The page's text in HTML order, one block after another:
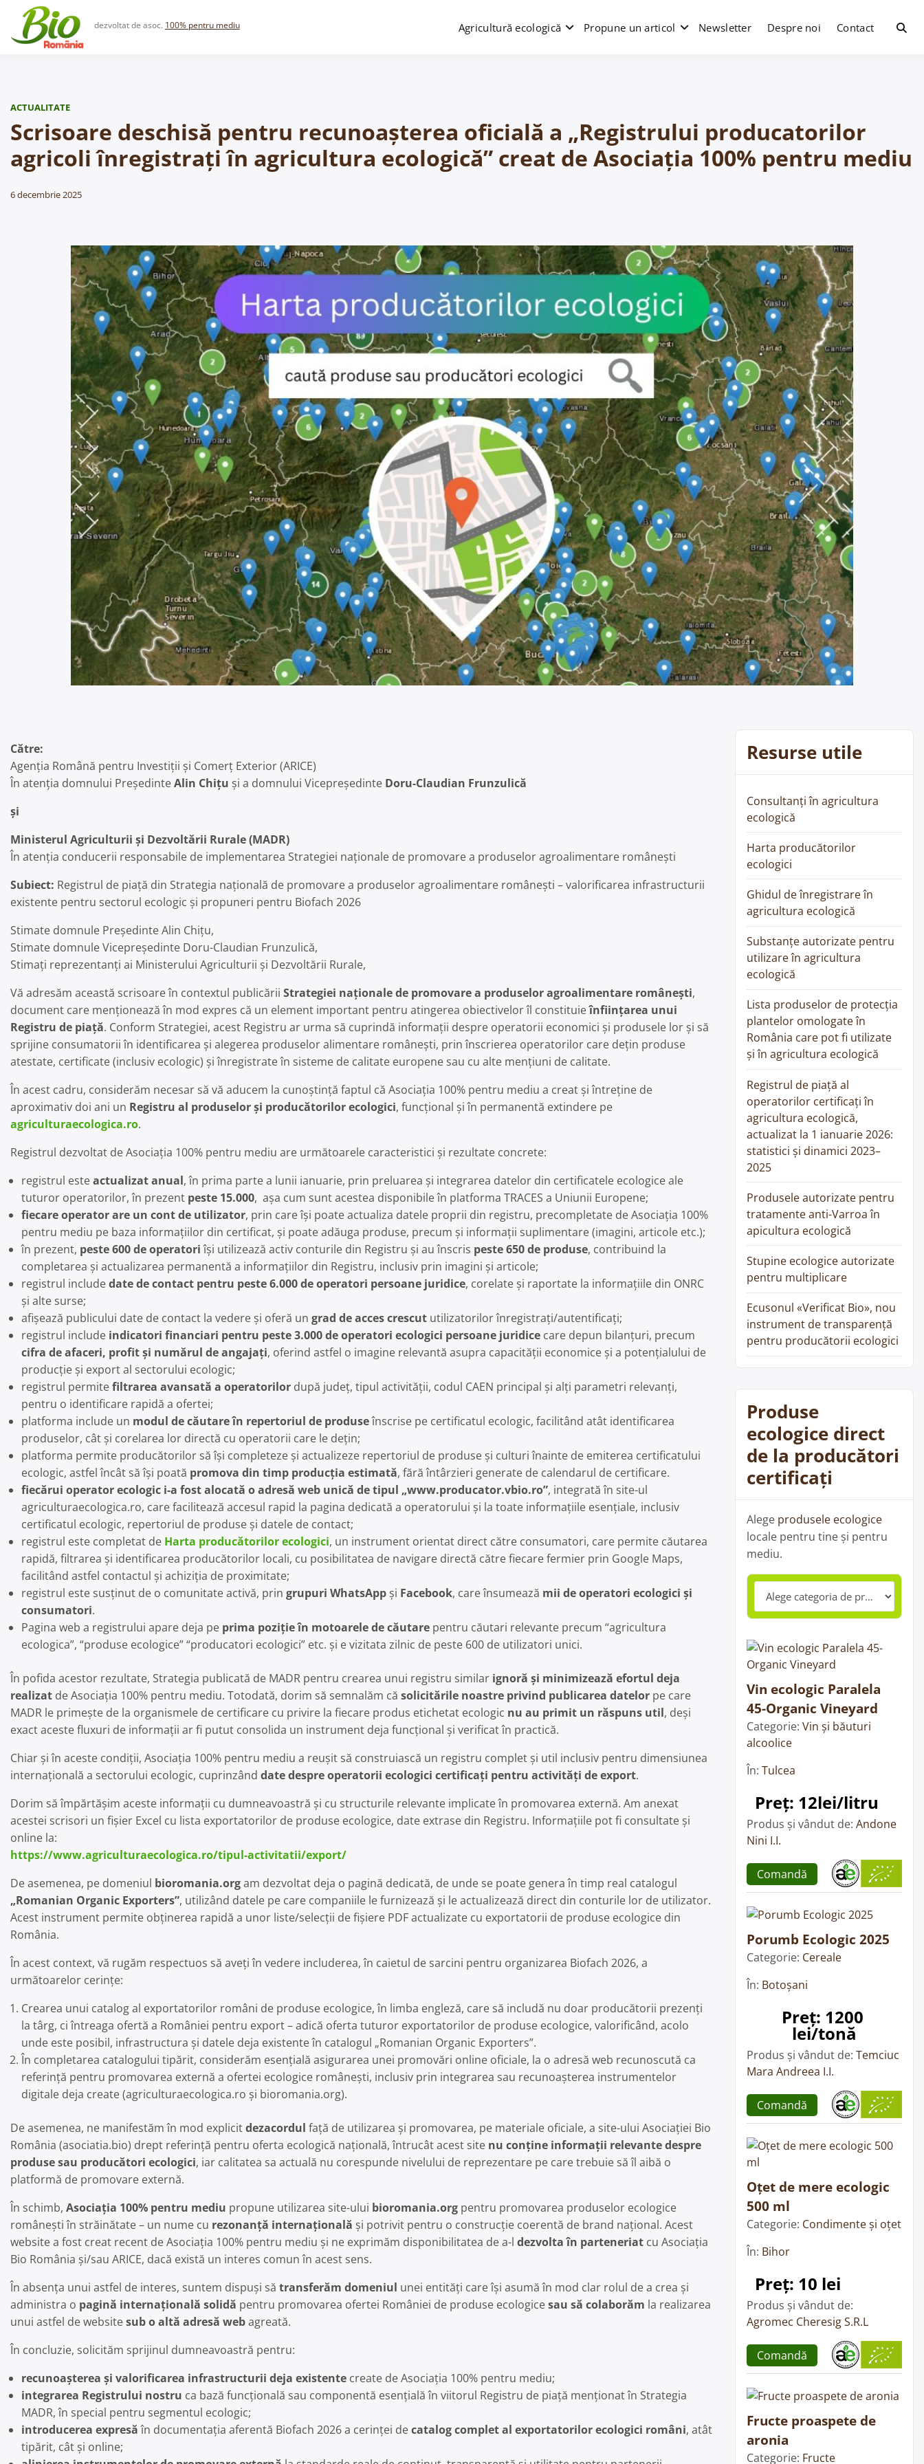
content
dezvoltat de asoc. 100% pentru mediu Agricultură ecologică Propune un articol Newsletter Despre noi Contact
ACTUALITATE
Scrisoare deschisă pentru recunoașterea oficială a „Registrului producatorilor
agricoli înregistrați în agricultura ecologică” creat de Asociația 100% pentru mediu
6 decembrie 2025
Către:
Agenția Română pentru Investiții și Comerț Exterior (ARICE)
În atenția domnului PreședinteAlin Chițu și a domnului Vicepreședinte Doru-Claudian Frunzulică
și
Ministerul Agriculturii și Dezvoltării Rurale (MADR)
În atenția conducerii responsabile de implementarea Strategiei naționale de promovare a produselor agroalimentare românești
Subiect: Registrul de piață din Strategia națională de promovare a produselor agroalimentare românești – valorificarea infrastructurii
existente pentru sectorul ecologic și propuneri pentru Biofach 2026
Stimate domnule Președinte Alin Chițu,
Stimate domnule Vicepreședinte Doru-Claudian Frunzulică,
Stimați reprezentanți ai Ministerului Agriculturii și Dezvoltării Rurale,
Vă adresăm această scrisoare în contextul publicării Strategiei naționale de promovare a produselor agroalimentare românești,
document care menționează în mod expres că un element important pentru atingerea obiectivelor îl constituieînființarea unui
Registru de piață. Conform Strategiei, acest Registru ar urma să cuprindă informații despre operatorii economici și produsele lor și să
sprijine consumatorii în identificarea și alegerea produselor alimentare românești, prin înscrierea operatorilor care dețin produse
atestate, certificate (inclusiv ecologic) și înregistrate în sisteme de calitate europene sau cu alte mențiuni de calitate.
În acest cadru, considerăm necesar să vă aducem la cunoștință faptul că Asociația 100% pentru mediu a creat și întreține de
aproximativ doi ani un Registru al produselor și producătorilor ecologici, funcțional și în permanentă extindere pe
agriculturaecologica.ro.
Registrul dezvoltat de Asociația 100% pentru mediu are următoarele caracteristici și rezultate concrete:
registrul esteactualizat anual, în prima parte a lunii ianuarie, prin preluarea și integrarea datelor din certificatele ecologice ale
tuturor operatorilor, în prezent peste 15.000, așa cum sunt acestea disponibile în platforma TRACES a Uniunii Europene;
fiecare operator are un cont de utilizator, prin care își poate actualiza datele proprii din registru, precompletate de Asociația 100%
pentru mediu pe baza informațiilor din certificat, și poate adăuga produse, precum și informații suplimentare (imagini, articole etc.);
în prezent, peste 600 de operatoriîși utilizează activ conturile din Registru și au înscris peste 650 de produse, contribuind la
completarea și actualizarea permanentă a informațiilor din Registru, inclusiv prin imagini și articole;
registrul includedate de contact pentru peste 6.000 de operatori persoane juridice, corelate și raportate la informațiile din ONRC
și alte surse;
afișează publicului date de contact la vedere și oferă un grad de acces crescut utilizatorilor înregistrați/autentificați;
registrul include indicatori financiari pentru peste 3.000 de operatori ecologici persoane juridice care depun bilanțuri, precum
cifra de afaceri, profit și numărul de angajați, oferind astfel o imagine relevantă asupra capacității economice și a potențialului de
producție și export al sectorului ecologic;
registrul permitefiltrarea avansată a operatorilor după județ, tipul activității, codul CAEN principal și alți parametri relevanți,
pentru o identificare rapidă a ofertei;
platforma include un modul de căutare în repertoriul de produseînscrise pe certificatul ecologic, facilitând atât identificarea
produselor, cât și corelarea lor directă cu operatorii care le dețin;
platforma permite producătorilor să își completeze și actualizeze repertoriul de produse și culturi înainte de emiterea certificatului
ecologic, astfel încât să își poată promova din timp producția estimată, fără întârzieri generate de calendarul de certificare.
fiecărui operator ecologic i-a fost alocată o adresă web unică de tipul „www.producator.vbio.ro”, integrată în site-ul
agriculturaecologica.ro, care facilitează accesul rapid la pagina dedicată a operatorului și la toate informațiile esențiale, inclusiv
certificatul ecologic, repertoriul de produse și datele de contact;
registrul este completat de Harta producătorilor ecologici, un instrument orientat direct către consumatori, care permite căutarea
rapidă, filtrarea și identificarea producătorilor locali, cu posibilitatea de navigare directă către fiecare fermier prin Google Maps,
facilitând astfel contactul și achiziția de proximitate;
registrul este susținut de o comunitate activă, prin grupuri WhatsApp și Facebook, care însumează mii de operatori ecologici și
consumatori.
Pagina web a registrului apare deja pe prima poziție în motoarele de căutare pentru căutari relevante precum “agricultura
ecologica”, “produse ecologice” “producatori ecologici” etc. și e vizitata zilnic de peste 600 de utilizatori unici.
În pofida acestor rezultate, Strategia publicată de MADR pentru crearea unui registru similar ignoră și minimizează efortul deja
realizat de Asociația 100% pentru mediu. Totodată, dorim să semnalăm că solicitările noastre privind publicarea datelor pe care
MADR le primește de la organismele de certificare cu privire la fiecare produs etichetat ecologic nu au primit un răspuns util, deși
exact aceste fluxuri de informații ar fi putut consolida un instrument deja funcțional și verificat în practică.
Chiar și în aceste condiții, Asociația 100% pentru mediu a reușit să construiască un registru complet și util inclusiv pentru dimensiunea
internațională a sectorului ecologic, cuprinzând date despre operatorii ecologici certificați pentru activități de export.
Dorim să împărtășim aceste informații cu dumneavoastră și cu structurile relevante implicate în promovarea externă. Am anexat
acestei scrisori un fișier Excel cu lista exportatorilor de produse ecologice, date extrase din Registru. Informațiile pot fi consultate și
online la:
https://www.agriculturaecologica.ro/tipul-activitatii/export/
De asemenea, pe domeniul bioromania.orgam dezvoltat deja o pagină dedicată, de unde se poate genera în timp real catalogul
„Romanian Organic Exporters”, utilizând datele pe care companiile le furnizează și le actualizează direct din conturile lor de utilizator.
Acest instrument permite obținerea rapidă a unor liste/selecții de fișiere PDF actualizate cu exportatorii de produse ecologice din
România.
În acest context, vă rugăm respectuos să aveți în vedere includerea, în caietul de sarcini pentru organizarea Biofach 2026, a
următoarelor cerințe:
Crearea unui catalog al exportatorilor români de produse ecologice, în limba engleză, care să includă nu doar producătorii prezenți
la târg, ci întreaga ofertă a României pentru export – adică oferta tuturor exportatorilor de produse ecologice, valorificând, acolo
unde este posibil, infrastructura și datele deja existente în catalogul „Romanian Organic Exporters”.
În completarea catalogului tipărit, considerăm esențială asigurarea unei promovări online oficiale, la o adresă web recunoscută ca
referință pentru promovarea externă a ofertei ecologice românești, inclusiv prin integrarea sau recunoașterea instrumentelor
digitale deja create (agriculturaecologica.ro și bioromania.org).
De asemenea, ne manifestăm în mod explicitdezacordul față de utilizarea și promovarea, pe materiale oficiale, a site-ului Asociației Bio
România (asociatia.bio) drept referință pentru oferta ecologică națională, întrucât acest site nu conține informații relevante despre
produse sau producători ecologici, iar calitatea sa actuală nu corespunde nivelului de reprezentare pe care trebuie să îl aibă o
platformă de promovare externă.
În schimb, Asociația 100% pentru mediu propune utilizarea site-ului bioromania.org pentru promovarea produselor ecologice
românești în străinătate – un nume cu rezonanță internațională și potrivit pentru o construcție coerentă de brand național. Acest
website a fost creat recent de Asociația 100% pentru mediu și ne exprimăm disponibilitatea de a-l dezvolta în parteneriat cu Asociația
Bio România și/sau ARICE, dacă există un interes comun în acest sens.
În absența unui astfel de interes, suntem dispuși să transferăm domeniul unei entități care își asumă în mod clar rolul de a crea și
administra o pagină internațională solidă pentru promovarea ofertei României de produse ecologicesau să colaborăm la realizarea
unui astfel de websitesub o altă adresă webagreată.
În concluzie, solicităm sprijinul dumneavoastră pentru:
recunoașterea și valorificarea infrastructurii deja existente create de Asociația 100% pentru mediu;
integrarea Registrului nostru ca bază funcțională sau componentă esențială în viitorul Registru de piață menționat în Strategia
MADR, în special pentru segmentul ecologic;
introducerea expresăîn documentația aferentă Biofach 2026 a cerinței decatalog complet al exportatorilor ecologici români, atât
tipărit, cât și online;
Resurse utile
Consultanți în agricultura
ecologică
Harta producătorilor
ecologici
Ghidul de înregistrare în
agricultura ecologică
Substanțe autorizate pentru
utilizare în agricultura
ecologică
Lista produselor de protecția
plantelor omologate în
România care pot fi utilizate
și în agricultura ecologică
Registrul de piață al
operatorilor certificați în
agricultura ecologică,
actualizat la 1 ianuarie 2026:
statistici și dinamici 2023–
2025
Produsele autorizate pentru
tratamente anti-Varroa în
apicultura ecologică
Stupine ecologice autorizate
pentru multiplicare
Ecusonul «Verificat Bio», nou
instrument de transparență
pentru producătorii ecologici
Produse
ecologice direct
de la producători
certificați
Alege produsele ecologice
locale pentru tine și pentru
mediu.
Vin ecologic Paralela
45-Organic Vineyard
Categorie: Vin și băuturi
alcoolice
În: Tulcea
Preț: 12lei/litru
Produs și vândut de: Andone
Nini I.I.
Comandă
Porumb Ecologic 2025
Categorie: Cereale
În: Botoșani
Preț: 1200
lei/tonă
Produs și vândut de: Temciuc
Mara Andreea I.I.
Comandă
Oțet de mere ecologic
500 ml
Categorie: Condimente și oțet
În: Bihor
Preț: 10 lei
Produs și vândut de:
Agromec Cheresig S.R.L
Comandă
Fructe proaspete de
aronia
Categorie: Fructe